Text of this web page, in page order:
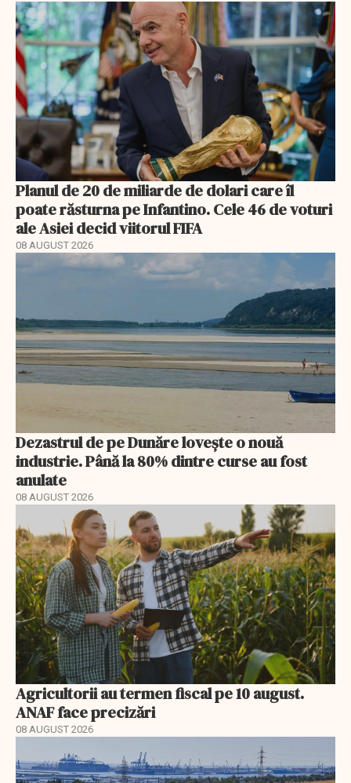
Planul de 20 de miliarde de dolari care îl
poate răsturna pe Infantino. Cele 46 de voturi
ale Asiei decid viitorul FIFA
08 AUGUST 2026
Dezastrul de pe Dunăre lovește o nouă
industrie. Până la 80% dintre curse au fost
anulate
08 AUGUST 2026
Agricultorii au termen fiscal pe 10 august.
ANAF face precizări
08 AUGUST 2026